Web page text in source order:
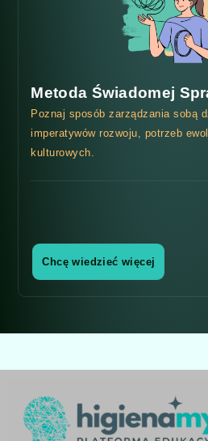
Metoda Świadomej
Poznaj sposób zarządzania sobą
imperatywów rozwoju, potrzeb
kulturowych.
Chcę wiedzieć więcej